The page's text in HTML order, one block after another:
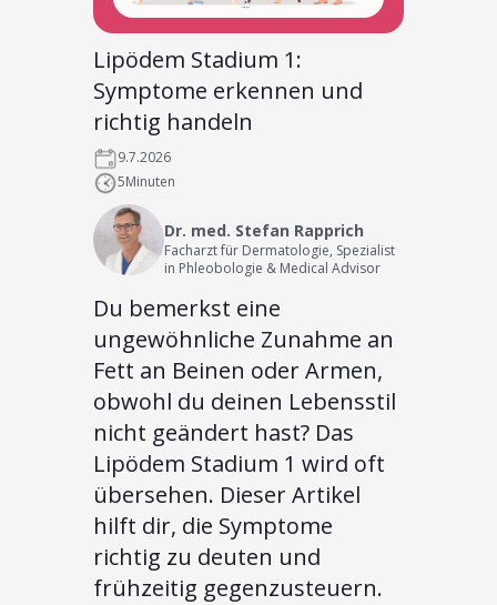
Lipödem Stadium 1:
Symptome erkennen und
richtig handeln
9.7.2026
5Minuten
Dr. med. Stefan Rapprich
Facharzt für Dermatologie, Spezialist
in Phleobologie & Medical Advisor
Du bemerkst eine
ungewöhnliche Zunahme an
Fett an Beinen oder Armen,
obwohl du deinen Lebensstil
nicht geändert hast? Das
Lipödem Stadium 1 wird oft
übersehen. Dieser Artikel
hilft dir, die Symptome
richtig zu deuten und
frühzeitig gegenzusteuern.